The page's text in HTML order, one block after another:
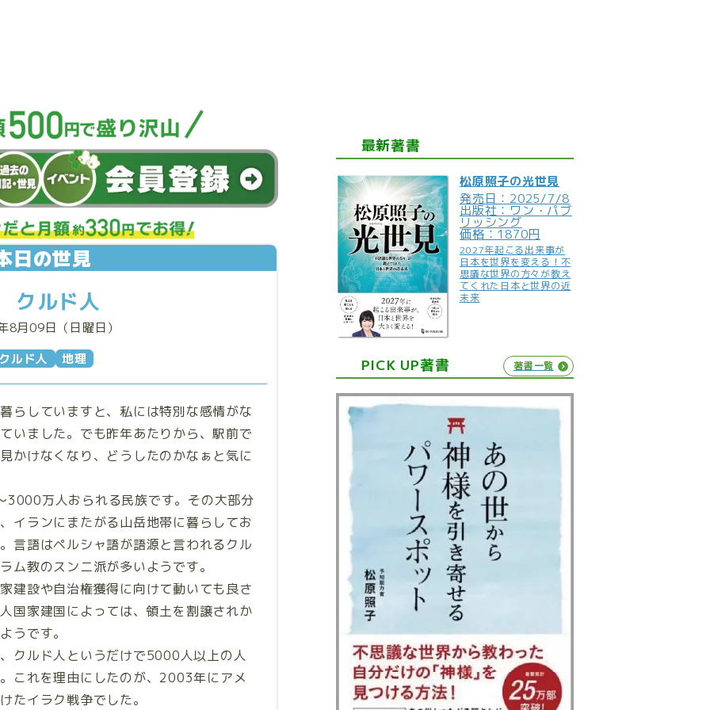
日の世見
クルド人
8月09日（日曜日）
ルド人
地理
らしていますと、私には特別な感情がな
いました。でも昨年あたりから、駅前で
かけなくなり、どうしたのかなぁと気に
万人おられる民族です。その大部分
イランにまたがる山岳地帯に暮らしてお
言語はペルシャ語が語源と言われるクル
ム教のスンニ派が多いようです。
建設や自治権獲得に向けて動いても良さ
国家建国によっては、領土を割譲されか
うです。
クルド人というだけで5000人以上の人
これを理由にしたのが、2003年にアメ
たイラク戦争でした。
最新著書
松原照子の光世見
発売日：2025/7/8
出版社：ワン・パブ
リッシング
価格：1870円
2027年起こる出来事が
日本を世界を変える！不
思議な世界の方々が教え
てくれた日本と世界の近
未来
PICK UP著書 著書一覧